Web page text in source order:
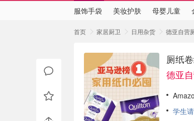
服饰手袋 美妆护肤 母婴儿童
首页 家居厨卫 日用杂货 德亚自营
厕纸
德亚
学生